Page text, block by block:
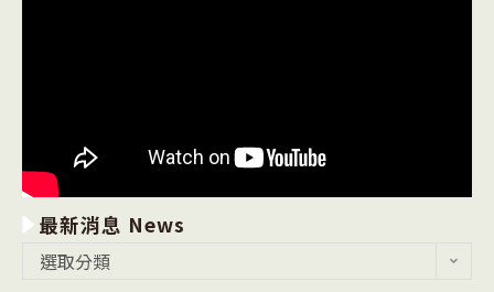
最新消息 News
選取分類